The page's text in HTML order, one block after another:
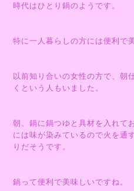
時代はひとり鍋のようです。
特に一人暮らしの方には便利で
以前知り合いの女性の方で、朝
くという人もいました。
朝、鍋に鍋つゆと具材を入れて
には味が染みているので火を通
りだそうです。
鍋って便利で美味しいですね。